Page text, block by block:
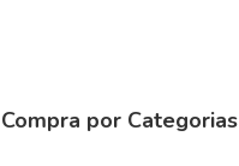
Compra por Categorias